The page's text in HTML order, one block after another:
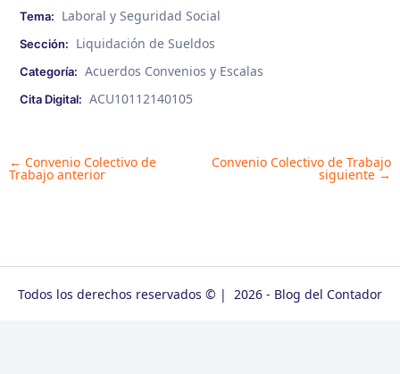
Tema: Laboral y Seguridad Social
Sección: Liquidación de Sueldos
Categoría: Acuerdos Convenios y Escalas
Cita Digital: ACU10112140105
Post
navigation
← Convenio Colectivo de
Trabajo anterior
Convenio Colectivo de Trabajo
siguiente →
Todos los derechos reservados © | 2026 - Blog del Contador